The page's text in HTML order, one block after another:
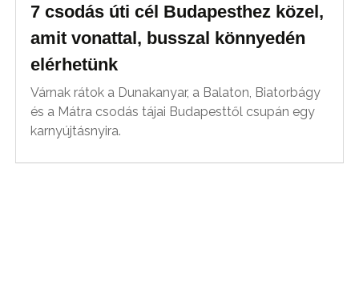
7 csodás úti cél Budapesthez közel,
amit vonattal, busszal könnyedén
elérhetünk
Várnak rátok a Dunakanyar, a Balaton, Biatorbágy
és a Mátra csodás tájai Budapesttől csupán egy
karnyújtásnyira.